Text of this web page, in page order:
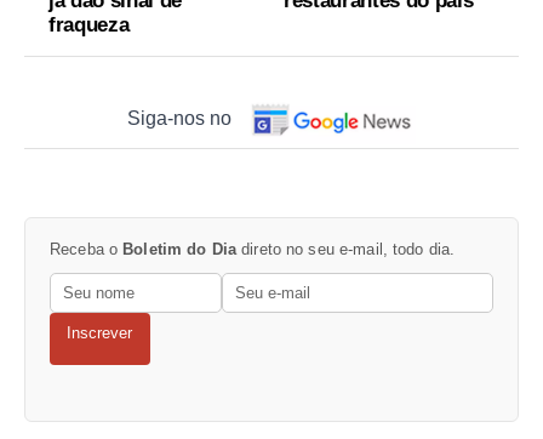
fraqueza
Siga-nos no
Receba o Boletim do Diadireto no seu e-mail, todo dia.
Inscrever